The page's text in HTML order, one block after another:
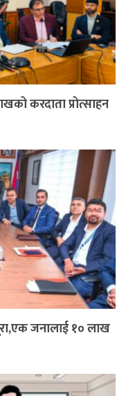
करदाता प्रोत्साहन
जनालाई १० लाख